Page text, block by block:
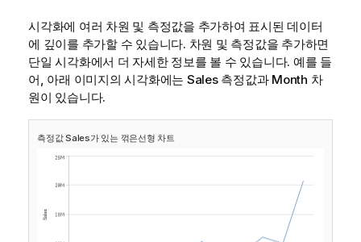
시각화에 여러 차원 및 측정값을 추가하여 표시된 데이터
에 깊이를 추가할 수 있습니다. 차원 및 측정값을 추가하면
단일 시각화에서 더 자세한 정보를 볼 수 있습니다. 예를 들
어, 아래 이미지의 시각화에는 Sales측정값과 Month 차
원이 있습니다.
측정값Sales가 있는 꺾은선형 차트